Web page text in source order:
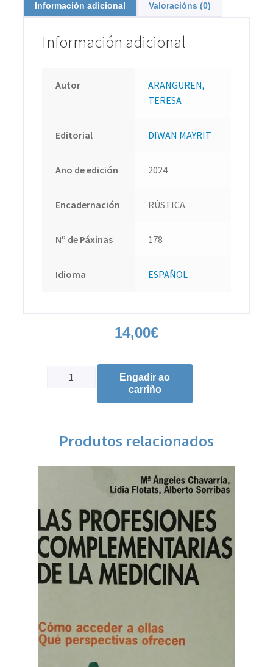
Información adicional Valoracións (0)
Información adicional
Autor
ARANGUREN,
TERESA
Editorial DIWAN MAYRIT
Ano de edición 2024
Encadernación RÚSTICA
Nº de Páxinas 178
Idioma ESPAÑOL
14,00€
Engadir ao
carriño
Produtos relacionados